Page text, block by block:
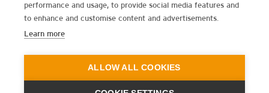
performance and usage, to provide social media features and
to enhance and customise content and advertisements.
Learn more
ALLOW ALL COOKIES